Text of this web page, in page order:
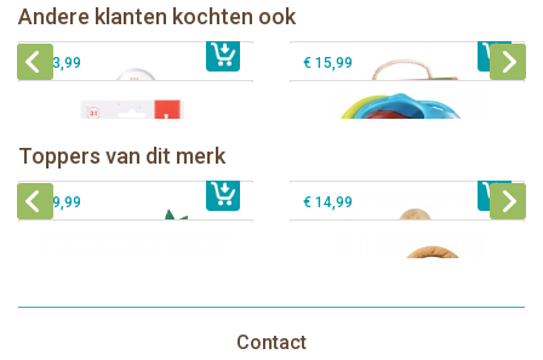
Andere klanten kochten ook
€ 14,99
Sophie de giraf Multi-textuur
rammelaar op wit/rode hangkaart
€ 13,99 € 15,99
Toppers van dit merk
Sophie de giraf Rollin' speelrol IEUF
€ 26,99
Sophie de giraf Baby Seat & Play
IEUF
Sophie de giraf Activity Wheel
€ 39,99 € 14,99
Contact